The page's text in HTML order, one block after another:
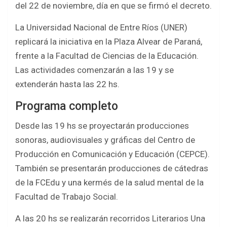
del 22 de noviembre, día en que se firmó el decreto.
La Universidad Nacional de Entre Ríos (UNER)
replicará la iniciativa en la Plaza Alvear de Paraná,
frente a la Facultad de Ciencias de la Educación.
Las actividades comenzarán a las 19 y se
extenderán hasta las 22 hs.
Programa completo
Desde las 19 hs se proyectarán producciones
sonoras, audiovisuales y gráficas del Centro de
Producción en Comunicación y Educación (CEPCE).
También se presentarán producciones de cátedras
de la FCEdu y una kermés de la salud mental de la
Facultad de Trabajo Social.
A las 20 hs se realizarán recorridos Literarios Una